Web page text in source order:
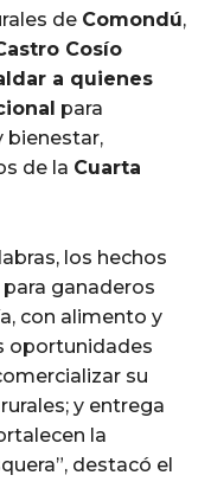
de Comondú,
Cosío
a quienes
para
bienestar,
de la Cuarta
los hechos
ganaderos
con alimento y
oportunidades
su
y entrega
la
destacó el